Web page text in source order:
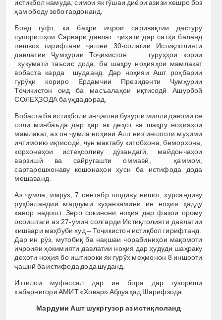
истиқбол намуда, симои як гӯшаи диёри азизи хешро боз
ҳам ободу зебо гардонанд.
Бояд гуфт, ки баҳри иҷрои саривақтии дастуру
супоришҳои Сарвари давлат ҷиҳати дар сатҳи баланд
пешвоз гирифтани ҷашни 30-солагии Истиқлолияти
давлатии Ҷумҳурии Тоҷикистон гурӯҳҳои кории
ҳукуматӣ таъсис дода, ба шаҳру ноҳияҳои мамлакат
вобаста карда шудаанд. Дар ноҳияи Ашт роҳбарии
гурӯҳи кориро Ёрдамчии Президенти Ҷумҳурии
Тоҷикистон оид ба масъалаҳои иқтисодӣ Ашурбой
СОЛЕҲЗОДА ба уҳда дорад.
Вобаста ба истиқболи ин ҷашни бузурги миллӣ давоми се
соли минбаъда дар ҳар як деҳот ва шаҳру ноҳияҳои
мамлакат, аз он ҷумла ноҳияи Ашт низ иншооти муҳими
иҷтимоию иқтисодӣ, чун мактабу китобхона, беморхона,
корхонаҳои истеҳсоливу дӯзандагӣ, майдончаҳои
варзишӣ ва сайругашти оммавӣ, ҳаммом,
сартарошхонаву кошонаҳои ҳусн ба истифода дода
мешаванд.
Аз ҷумла, имрӯз, 7 сентябр шодиву нишот, хурсандиву
рӯҳбаландии мардуми куҳанзамини ин ноҳия ҳадду
канор надошт. Зеро сокинони ноҳия дар фазои орому
осоиштагӣ аз 27-умин солгарди Истиқлолияти давлатии
кишвари маҳбуби худ – Тоҷикистон истиқбол гирифтанд.
Дар ин рӯз, мутобиқ ба нақшаи чорабиниҳои мақомоти
иҷроияи ҳокимияти давлатии ноҳия дар ҳудуди шаҳраку
деҳоти ноҳия бо иштироки як гурӯҳ меҳмонон 8 иншооти
ҷашнӣ ба истифода дода шуданд.
Иттилои муфассал дар ин бора дар гузориши
хабарнигори АМИТ «Ховар» Абдуаҳад Шарифзода.
Мардуми Ашт шукргузор аз истиқлоланд